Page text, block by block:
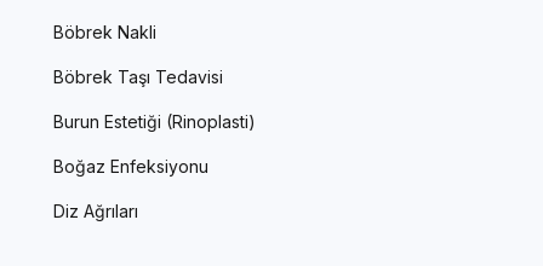
Böbrek Nakli
Böbrek Taşı Tedavisi
Burun Estetiği (Rinoplasti)
Boğaz Enfeksiyonu
Diz Ağrıları